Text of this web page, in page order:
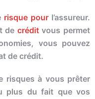
risque pourl’assureur.
de créditvous permet
vous pouvez
de crédit.
risques à vous prêter
plus du fait que vos